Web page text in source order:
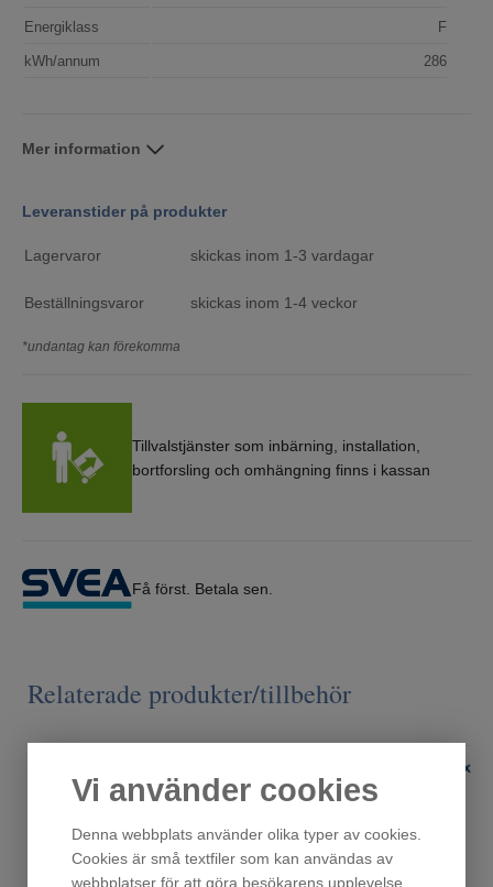
Vi använder cookies
Denna webbplats använder olika typer av cookies.
Cookies är små textfiler som kan användas av
webbplatser för att göra besökarens upplevelse
Energiklass F
kWh/annum 286
Mer information
Leveranstider på produkter
Lagervaror skickas inom 1-3 vardagar
Beställningsvaror skickas inom 1-4 veckor
*undantag kan förekomma
Tillvalstjänster som inbärning, installation,
bortforsling och omhängning finns i kassan
Få först. Betala sen.
Relaterade produkter/tillbehör